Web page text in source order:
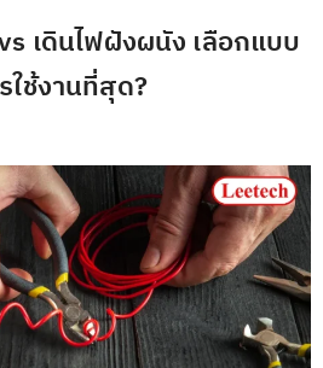
เดินไฟฝังผนัง เลือกแบบ
ใช้งานที่สุด?